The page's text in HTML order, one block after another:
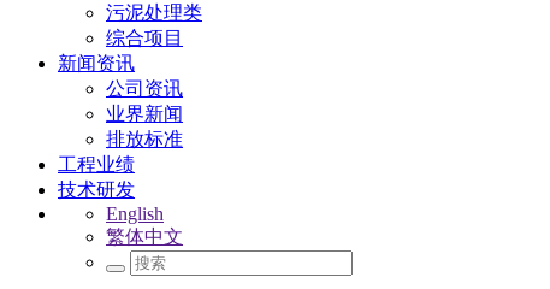
污泥处理类
综合项目
新闻资讯
公司资讯
业界新闻
排放标准
工程业绩
技术研发
English
繁体中文